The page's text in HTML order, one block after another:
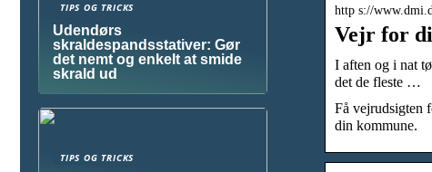
http s://
Vejr for
I aften og i nat
det de fleste …
Få vejrudsigten
din kommune.
TIPS OG TRICKS
Udendørs
skraldespandsstativer: Gør
det nemt og enkelt at smide
skrald ud
TIPS OG TRICKS